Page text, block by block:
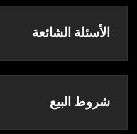
الأسئلة الشائعة
شروط البيع